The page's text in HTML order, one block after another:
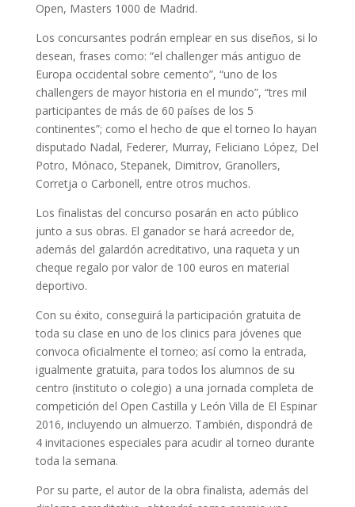
Open, Masters 1000 de Madrid.
Los concursantes podrán emplear en sus diseños, si lo
desean, frases como: “el challenger más antiguo de
Europa occidental sobre cemento”, “uno de los
challengers de mayor historia en el mundo”, “tres mil
participantes de más de 60 países de los 5
continentes”; como el hecho de que el torneo lo hayan
disputado Nadal, Federer, Murray, Feliciano López, Del
Potro, Mónaco, Stepanek, Dimitrov, Granollers,
Corretja o Carbonell, entre otros muchos.
Los finalistas del concurso posarán en acto público
junto a sus obras. El ganador se hará acreedor de,
además del galardón acreditativo, una raqueta y un
cheque regalo por valor de 100 euros en material
deportivo.
Con su éxito, conseguirá la participación gratuita de
toda su clase en uno de los clinics para jóvenes que
convoca oficialmente el torneo; así como la entrada,
igualmente gratuita, para todos los alumnos de su
centro (instituto o colegio) a una jornada completa de
competición del Open Castilla y León Villa de El Espinar
2016, incluyendo un almuerzo. También, dispondrá de
4 invitaciones especiales para acudir al torneo durante
toda la semana.
Por su parte, el autor de la obra finalista, además del